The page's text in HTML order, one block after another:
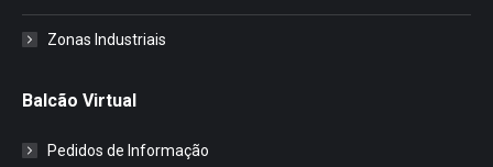
Zonas Industriais
Balcão Virtual
Pedidos de Informação